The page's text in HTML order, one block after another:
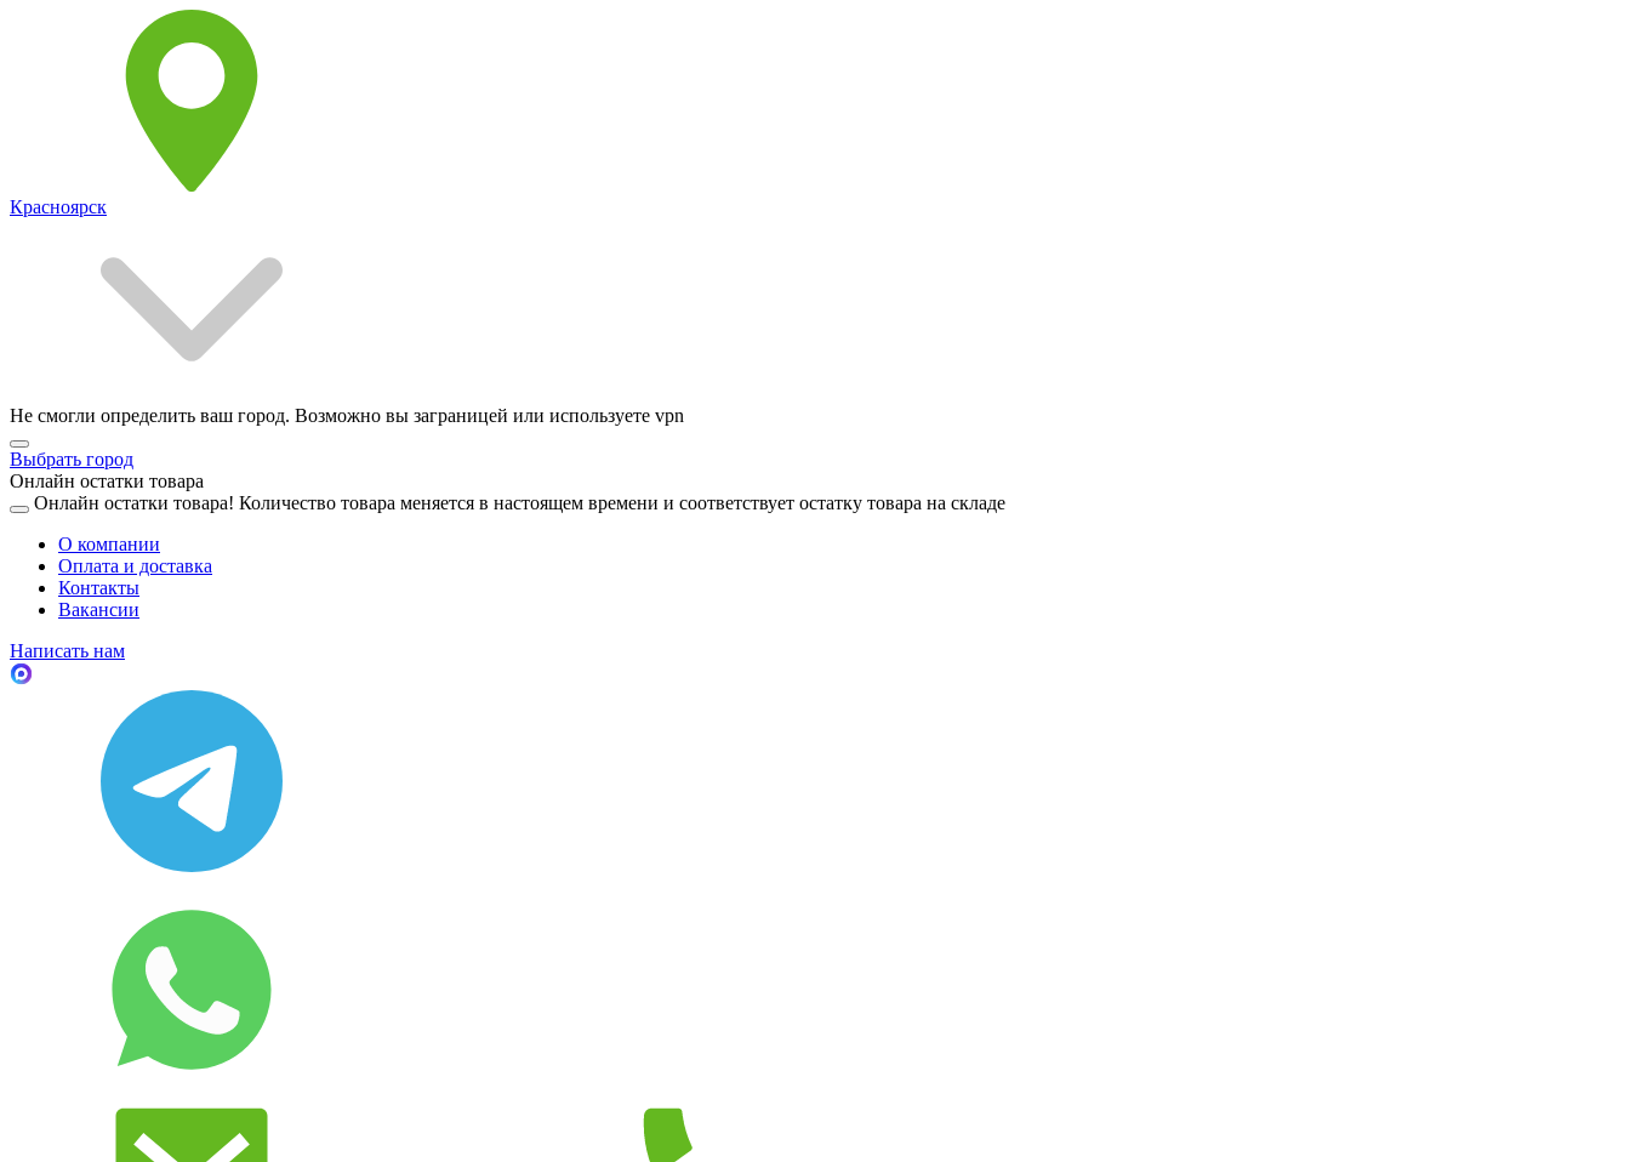
Красноярск
Не смогли определить ваш город. Возможно вы заграницей или используете vpn
Выбрать город
Онлайн остатки товара
Онлайн остатки товара! Количество товара меняется в настоящем времени и соответствует остатку товара на складе
О компании
Оплата и доставка
Контакты
Вакансии
Написать нам